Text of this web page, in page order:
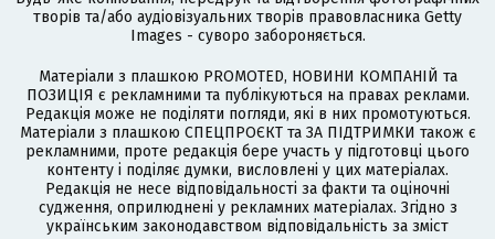
творів та/або аудіовізуальних творів правовласника Getty
Images - суворо забороняється.
Матеріали з плашкою PROMOTED, НОВИНИ КОМПАНІЙ та
ПОЗИЦІЯ є рекламними та публікуються на правах реклами.
Редакція може не поділяти погляди, які в них промотуються.
Матеріали з плашкою СПЕЦПРОЄКТ та ЗА ПІДТРИМКИ також є
рекламними, проте редакція бере участь у підготовці цього
контенту і поділяє думки, висловлені у цих матеріалах.
Редакція не несе відповідальності за факти та оціночні
судження, оприлюднені у рекламних матеріалах. Згідно з
українським законодавством відповідальність за зміст